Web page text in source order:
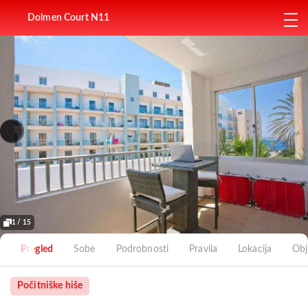
Dolmen Court N11
1 / 15
Pregled Sobe Podrobnosti Pravila Lokacija
Počitniške hiše